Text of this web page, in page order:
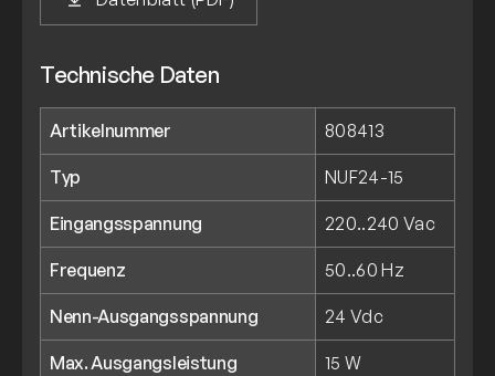
Technische Daten
Artikelnummer 808413
Typ NUF24-15
Eingangsspannung 220..240 Vac
Frequenz 50..60 Hz
Nenn-Ausgangsspannung 24 Vdc
Max. Ausgangsleistung 15 W